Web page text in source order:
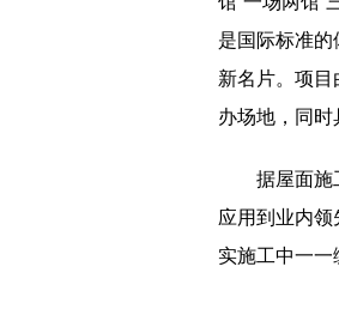
是国际标准
新名片。项
办场地，同时
据屋面施
应用到业内领
实施工中一一